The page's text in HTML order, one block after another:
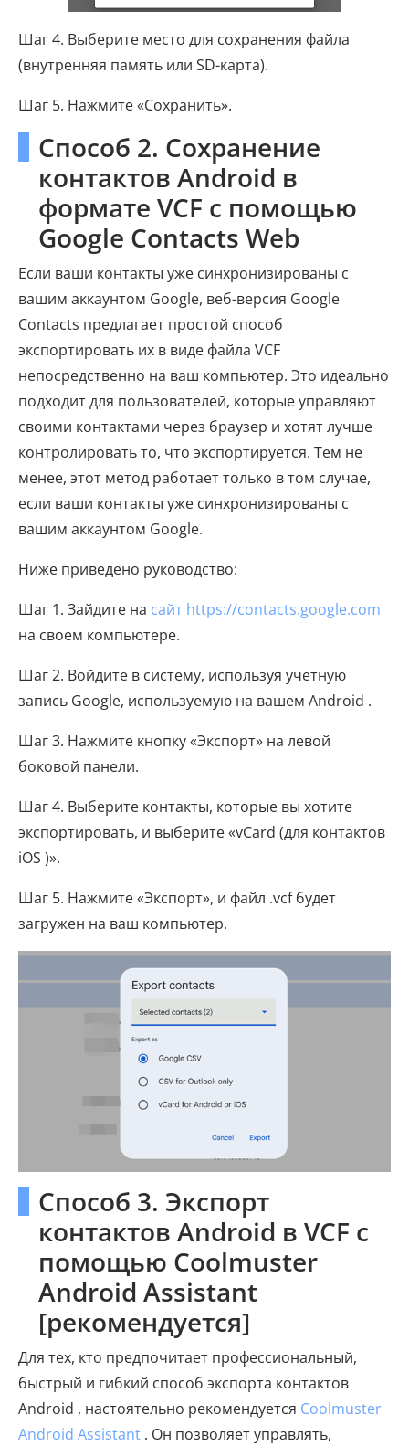
Шаг 4. Выберите место для сохранения файла
(внутренняя память или SD-карта).
Шаг 5. Нажмите «Сохранить».
Способ 2. Сохранение
контактов Android в
формате VCF с помощью
Google Contacts Web
Если ваши контакты уже синхронизированы с
вашим аккаунтом Google, веб-версия Google
Contacts предлагает простой способ
экспортировать их в виде файла VCF
непосредственно на ваш компьютер. Это идеально
подходит для пользователей, которые управляют
своими контактами через браузер и хотят лучше
контролировать то, что экспортируется. Тем не
менее, этот метод работает только в том случае,
если ваши контакты уже синхронизированы с
вашим аккаунтом Google.
Ниже приведено руководство:
Шаг 1. Зайдите на сайт https://contacts.google.com
на своем компьютере.
Шаг 2. Войдите в систему, используя учетную
запись Google, используемую на вашем Android .
Шаг 3. Нажмите кнопку «Экспорт» на левой
боковой панели.
Шаг 4. Выберите контакты, которые вы хотите
экспортировать, и выберите «vCard (для контактов
iOS )».
Шаг 5. Нажмите «Экспорт», и файл .vcf будет
загружен на ваш компьютер.
Способ 3. Экспорт
контактов Android в VCF с
помощью Coolmuster
Android Assistant
[рекомендуется]
Для тех, кто предпочитает профессиональный,
быстрый и гибкий способ экспорта контактов
Android , настоятельно рекомендуется Coolmuster
Android Assistant . Он позволяет управлять,